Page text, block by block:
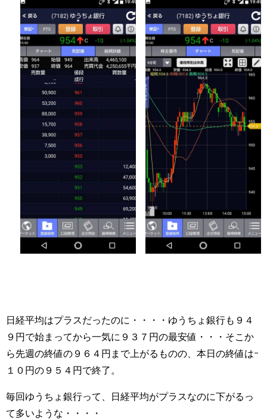
日経平均はプラスだったのに・・・・ゆうちょ銀行も９４
９円で始まってから一気に９３７円の最安値・・・そこか
ら先週の終値の９６４円まで上がるものの、本日の終値はｰ
１０円の９５４円で終了。
毎回ゆうちょ銀行って、日経平均がプラスなのに下がるっ
て多いような・・・・